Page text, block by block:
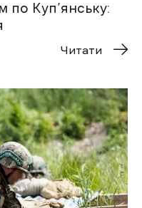
по Куп’янську:
Читати